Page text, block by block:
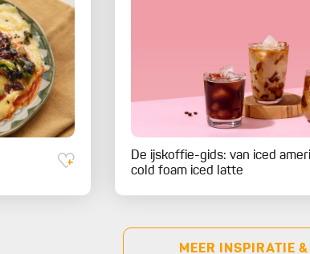
De ijskoffie-gids: van iced
cold foam iced latte
MEER INSPIRATIE &